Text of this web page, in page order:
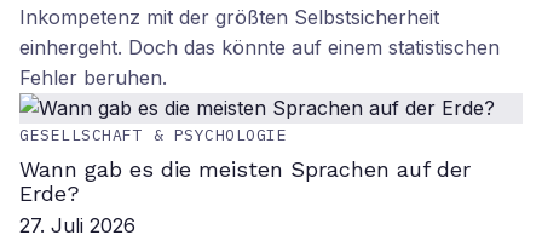
Inkompetenz mit der größten Selbstsicherheit
einhergeht. Doch das könnte auf einem statistischen
Fehler beruhen.
GESELLSCHAFT & PSYCHOLOGIE
Wann gab es die meisten Sprachen auf der
Erde?
27. Juli 2026